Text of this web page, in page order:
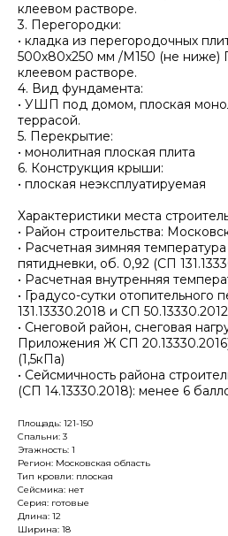
клеевом растворе.
3. Перегородки:
• кладка из перегородочных
500х80х250 мм /М150 (не ниже)
клеевом растворе.
4. Вид фундамента:
• УШП под домом, плоская
террасой.
5. Перекрытие:
• монолитная плоская плита
6. Конструкция крыши:
• плоская неэксплуатируемая
Характеристики места
• Район строительства:
• Расчетная зимняя
пятидневки, об. 0,92 (СП
• Расчетная внутренняя
• Градусо-сутки
131.13330.2018 и СП
• Снеговой район, снеговая
Приложения Ж СП
(1,5кПа)
• Сейсмичность района
(СП 14.13330.2018): менее 6
Площадь: 121-150
Спальни: 3
Этажность: 1
Регион: Московская область
Тип кровли: плоская
Сейсмика: нет
Серия: готовые
Длина: 12
Ширина: 18